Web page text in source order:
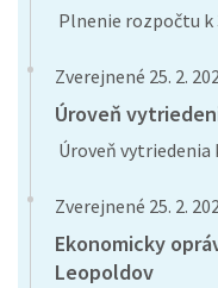
Plnenie rozpočtu k
Zverejnené 25. 2.
Úroveň
Úroveň vytriedenia
Zverejnené 25. 2.
Ekonomicky
Leopoldov